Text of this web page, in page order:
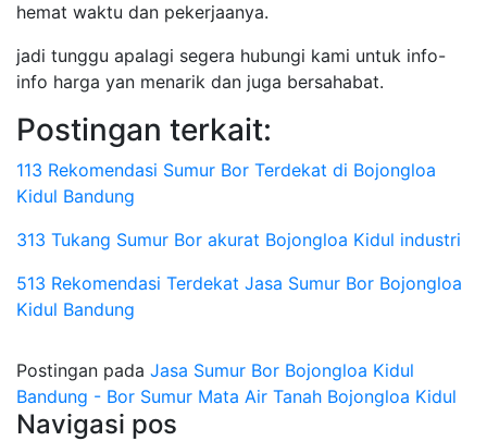
hemat waktu dan pekerjaanya.
jadi tunggu apalagi segera hubungi kami untuk info-
info harga yan menarik dan juga bersahabat.
Postingan terkait:
113 Rekomendasi Sumur Bor Terdekat di Bojongloa
Kidul Bandung
313 Tukang Sumur Bor akurat Bojongloa Kidul industri
513 Rekomendasi Terdekat Jasa Sumur Bor Bojongloa
Kidul Bandung
Postingan pada Jasa Sumur Bor Bojongloa Kidul
Bandung - Bor Sumur Mata Air Tanah Bojongloa Kidul
Navigasi pos